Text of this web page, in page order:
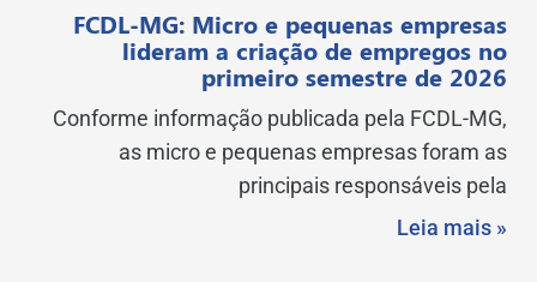
FCDL-MG: Micro e pequenas empresas
lideram a criação de empregos no
primeiro semestre de 2026
Conforme informação publicada pela FCDL-MG,
as micro e pequenas empresas foram as
principais responsáveis pela
Leia mais »